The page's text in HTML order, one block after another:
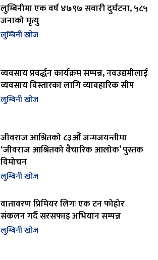
लुम्बिनीमा एक वर्ष ४७९७ सवारी दुर्घटना, ५८५
जनाको मृत्यु
लुम्बिनी खोज
व्यवसाय प्रवर्द्धन कार्यक्रम सम्पन्न, नवउद्यमीलाई
व्यवसाय विस्तारका लागि व्यावहारिक सीप
लुम्बिनी खोज
जीवराज आश्रितको ८३औँ जन्मजयन्तीमा
‘जीवराज आश्रितको वैचारिक आलोक’ पुस्तक
विमोचन
लुम्बिनी खोज
वातावरण प्रिमियर लिगः एक टन फोहोर
संकलन गर्दै सरसफाइ अभियान सम्पन्न
लुम्बिनी खोज